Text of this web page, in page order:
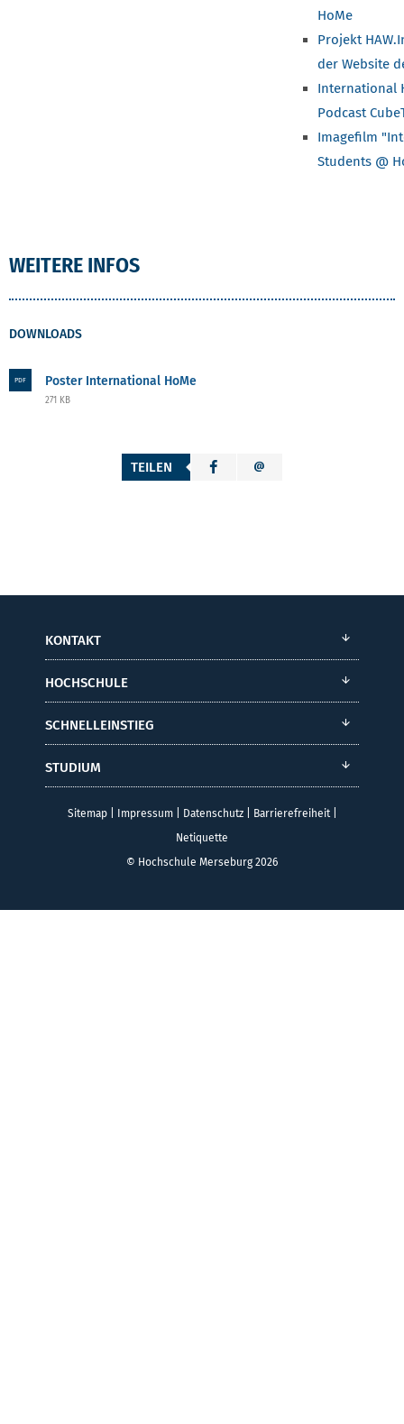
HoMe
Projekt
der Website
International
Podcast
Imagefilm
Students @
WEITERE INFOS
DOWNLOADS
PDF Poster International HoMe
271 KB
TEILEN
KONTAKT
HOCHSCHULE
SCHNELLEINSTIEG
STUDIUM
Sitemap| Impressum| Datenschutz| Barrierefreiheit|
Netiquette
© Hochschule Merseburg 2026